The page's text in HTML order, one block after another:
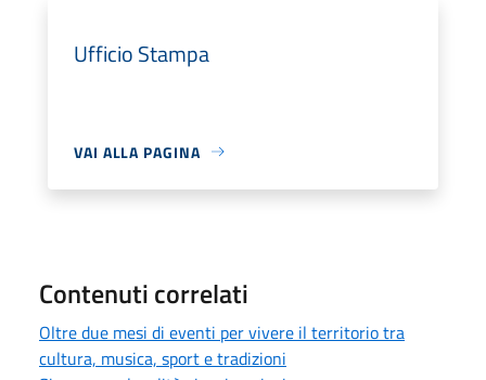
Ufficio Stampa
VAI ALLA PAGINA
Contenuti correlati
Oltre due mesi di eventi per vivere il territorio tra
cultura, musica, sport e tradizioni